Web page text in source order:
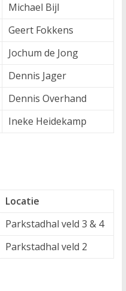
Michael Bijl
Geert Fokkens
Jochum de Jong
Dennis Jager
Dennis Overhand
Ineke Heidekamp
Locatie
Parkstadhal veld 3 & 4
Parkstadhal veld 2